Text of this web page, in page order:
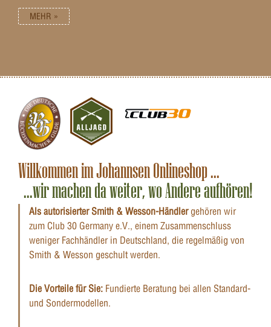
sowohl digital als auch physisch erhältlich. Bei
Zahlung mittels Kreditkarte oder Sofortüberweisung
ist der Gutschein zudem unmittelbar freigeschaltet
gut zum direkten Verschenken mittels persönlicher
Übergabe. Ebenfalls sind unsere Gutscheine damit
besonders gut als dekorative und zudem zweckmäßige
Preise bei Wettkämpfen oder auch im Rahmen von
Ehrungen und Verleihungen geeignet.
MEHR »
Willkommen im Johannsen Onlineshop ...
...wir machen da weiter, wo Andere aufhören!
Als autorisierter Smith & Wesson-Händlergehören wir
zum Club 30 Germany e.V., einem Zusammenschluss
weniger Fachhändler in Deutschland, die regelmäßig von
Smith & Wesson geschult werden.
Die Vorteile für Sie: Fundierte Beratung bei allen Standard-
und Sondermodellen.